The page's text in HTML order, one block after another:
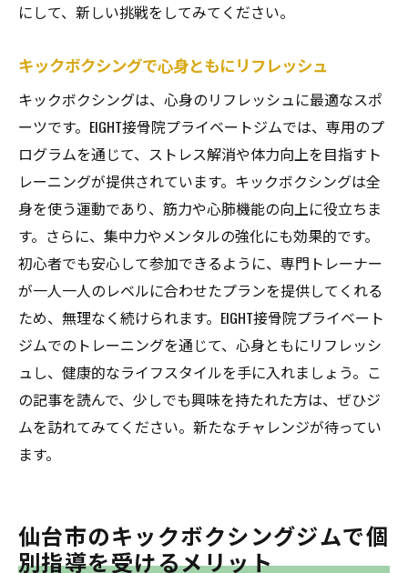
にして、新しい挑戦をしてみてください。
キックボクシングで心身ともにリフレッシュ
キックボクシングは、心身のリフレッシュに最適なスポ
ーツです。EIGHT接骨院プライベートジムでは、専用のプ
ログラムを通じて、ストレス解消や体力向上を目指すト
レーニングが提供されています。キックボクシングは全
身を使う運動であり、筋力や心肺機能の向上に役立ちま
す。さらに、集中力やメンタルの強化にも効果的です。
初心者でも安心して参加できるように、専門トレーナー
が一人一人のレベルに合わせたプランを提供してくれる
ため、無理なく続けられます。EIGHT接骨院プライベート
ジムでのトレーニングを通じて、心身ともにリフレッシ
ュし、健康的なライフスタイルを手に入れましょう。こ
の記事を読んで、少しでも興味を持たれた方は、ぜひジ
ムを訪れてみてください。新たなチャレンジが待ってい
ます。
仙台市のキックボクシングジムで個
別指導を受けるメリット